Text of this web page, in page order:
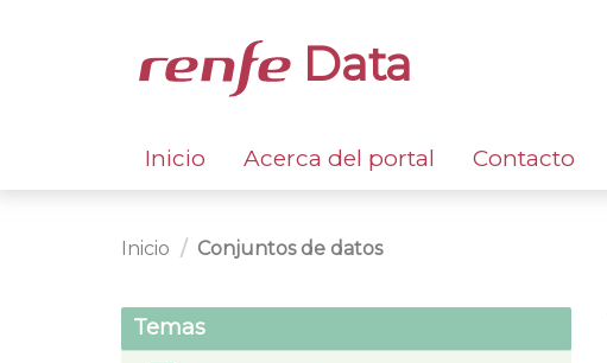
Data
Inicio Acerca del portal Contacto
Inicio Conjuntos de datos
Temas